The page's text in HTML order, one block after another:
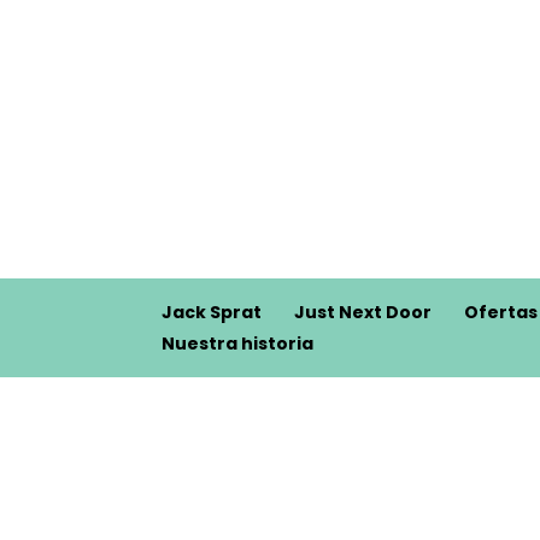
Jack Sprat Just Next Door
Nuestra historia